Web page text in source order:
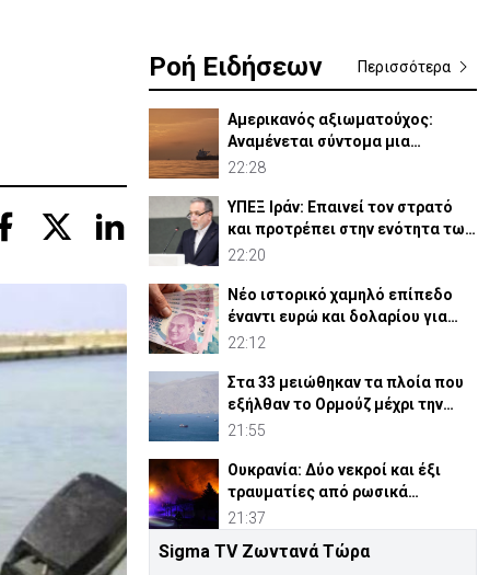
Ροή Ειδήσεων Περισσότερα
Αμερικανός αξιωματούχος:
Αναμένεται σύντομα μια
συμφωνία για Ορμούζ
22:28
ΥΠΕΞ Ιράν: Επαινεί τον στρατό
και προτρέπει στην ενότητα των
μουσουλμάνων
22:20
Νέο ιστορικό χαμηλό επίπεδο
έναντι ευρώ και δολαρίου για
τουρκική λίρα
22:12
Στα 33 μειώθηκαν τα πλοία που
εξήλθαν το Ορμούζ μέχρι την
Πέμπτη
21:55
Ουκρανία: Δύο νεκροί και έξι
τραυματίες από ρωσικά
πλήγματα
21:37
ΗΠΑ: Η Γερουσία ενέκρινε νέες
Sigma TV Ζωντανά Τώρα